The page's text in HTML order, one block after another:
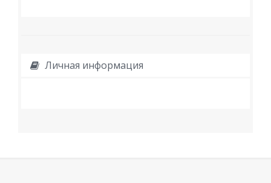
Личная информация